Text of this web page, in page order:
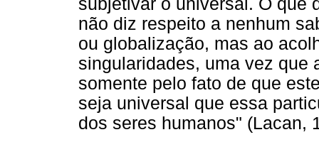
não diz respeito a nenhum
ou globalização, mas ao
singularidades, uma vez que
somente pelo fato de que
seja universal que essa
dos seres humanos" (Lacan,